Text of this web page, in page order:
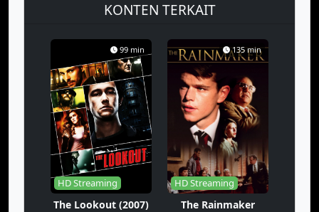
KONTEN TERKAIT
99 min
HD Streaming
The Lookout (2007)
135 min
HD Streaming
The Rainmaker